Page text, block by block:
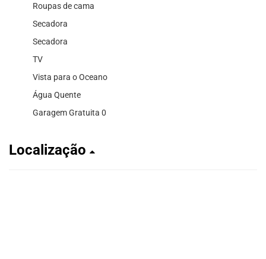
Roupas de cama
Secadora
Secadora
TV
Vista para o Oceano
Água Quente
Garagem Gratuita 0
Localização